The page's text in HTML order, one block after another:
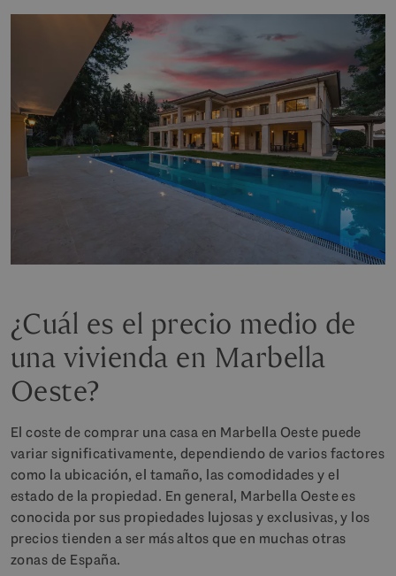
¿Cuál es el precio medio de
una vivienda en Marbella
Oeste?
El coste de comprar una casa en Marbella Oeste puede
variar significativamente, dependiendo de varios factores
como la ubicación, el tamaño, las comodidades y el
estado de la propiedad. En general, Marbella Oeste es
conocida por sus propiedades lujosas y exclusivas, y los
precios tienden a ser más altos que en muchas otras
zonas de España.